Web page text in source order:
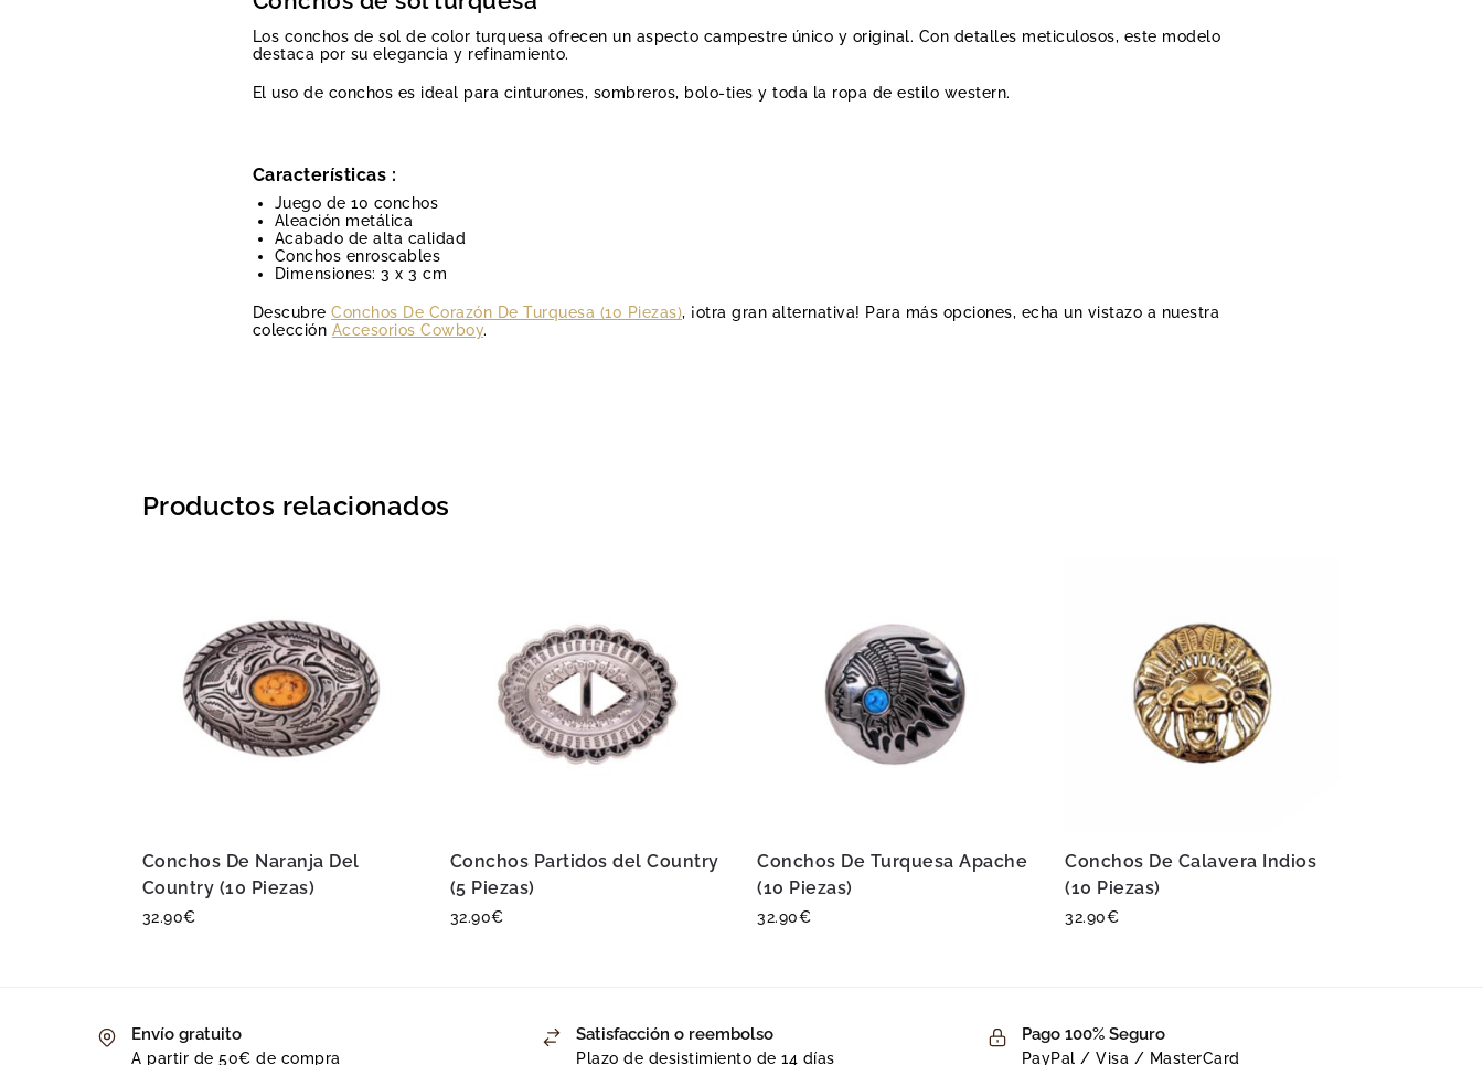
Los conchos de sol de color turquesa ofrecen un aspecto campestre único y original. Con detalles meticulosos, este modelo
destaca por su elegancia y refinamiento.
El uso de conchos es ideal para cinturones, sombreros, bolo-ties y toda la ropa de estilo western.
Características :
Juego de 10 conchos
Aleación metálica
Acabado de alta calidad
Conchos enroscables
Dimensiones: 3 x 3 cm
DescubreConchos De Corazón De Turquesa (10 Piezas), ¡otra gran alternativa! Para más opciones, echa un vistazo a nuestra
colección Accesorios Cowboy.
Productos relacionados
Conchos De Naranja Del
Country (10 Piezas)
32.90€
Conchos Partidos del Country
(5 Piezas)
32.90€
Conchos De Turquesa Apache
(10 Piezas)
32.90€
Conchos De Calavera Indios
(10 Piezas)
32.90€
Envío gratuito
A partir de 50€ de compra
Satisfacción o reembolso
Plazo de desistimiento de 14 días
Pago 100% Seguro
PayPal / Visa / MasterCard